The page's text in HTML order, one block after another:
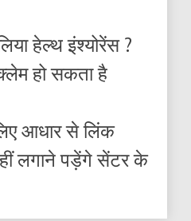
हेल्थ इंश्योरेंस ?
हो सकता है
आधार से लिंक
लगाने पड़ेंगे सेंटर के